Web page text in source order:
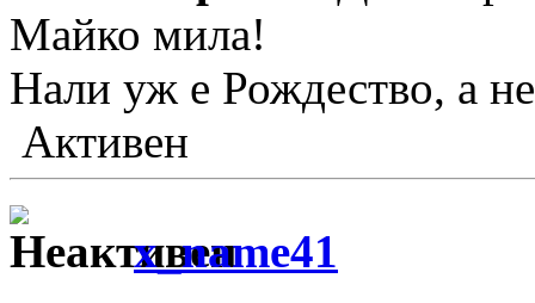
Майко мила!
Нали уж е Рождество, а
Активен
x_name41